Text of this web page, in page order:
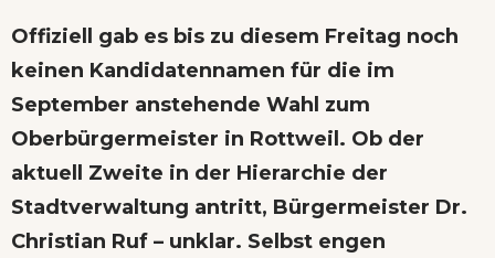
Offiziell gab es bis zu diesem Freitag noch
keinen Kandidatennamen für die im
September anstehende Wahl zum
Oberbürgermeister in Rottweil. Ob der
aktuell Zweite in der Hierarchie der
Stadtverwaltung antritt, Bürgermeister Dr.
Christian Ruf – unklar. Selbst engen